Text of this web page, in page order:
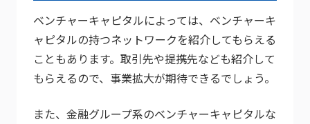
ベンチャーキャピタルによっては、ベンチャーキ
ャピタルの持つネットワークを紹介してもらえる
こともあります。取引先や提携先なども紹介して
もらえるので、事業拡大が期待できるでしょう。
また、金融グループ系のベンチャーキャピタルな